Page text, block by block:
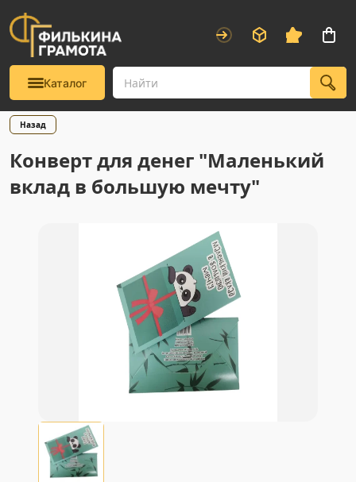
Каталог
Назад
Конверт для денег "Маленький
вклад в большую мечту"